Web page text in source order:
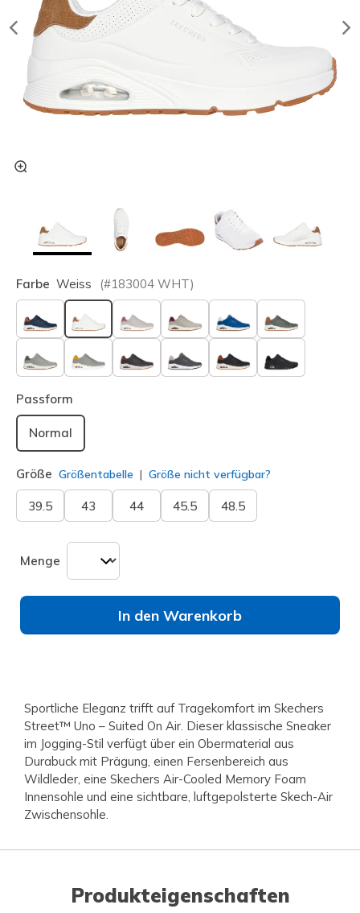
Farbe Weiss (#183004 WHT)
ausgewählt
Passform
Normal
Größe Größentabelle Größe nicht verfügbar?
39.5 43 44 45.5 48.5
Menge
In den Warenkorb
Sportliche Eleganz trifft auf Tragekomfort im Skechers
Street™ Uno – Suited On Air. Dieser klassische Sneaker
im Jogging-Stil verfügt über ein Obermaterial aus
Durabuck mit Prägung, einen Fersenbereich aus
Wildleder, eine Skechers Air-Cooled Memory Foam
Innensohle und eine sichtbare, luftgepolsterte Skech-Air
Zwischensohle.
Produkteigenschaften